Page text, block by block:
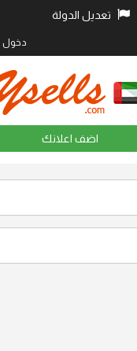
تعديل الدولة
دخول
اضف اعلانك